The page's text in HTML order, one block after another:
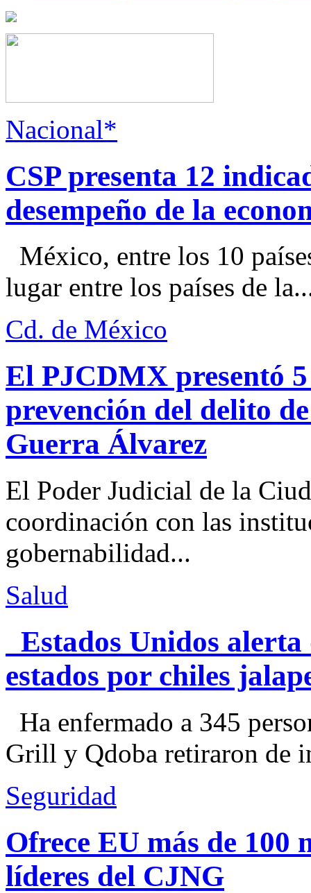
Nacional*
CSP presenta 12
desempeño de la
México, entre los 10
lugar entre los países de
Cd. de México
El PJCDMX presentó
prevención del delito
Guerra Álvarez
El Poder Judicial de la
coordinación con las
gobernabilidad...
Salud
Estados Unidos alerta
estados por chiles
Ha enfermado a 345
Grill y Qdoba retiraron de
Seguridad
Ofrece EU más de 100
líderes del CJNG